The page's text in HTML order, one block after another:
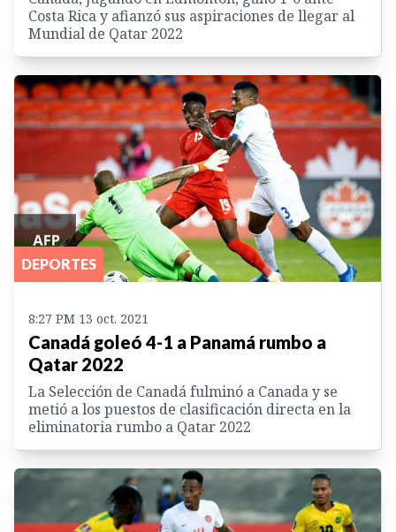
Costa Rica y afianzó sus aspiraciones de llegar al
Mundial de Qatar 2022
DEPORTES
8:27 PM 13 oct. 2021
Canadá goleó 4-1 a Panamá rumbo a
Qatar 2022
La Selección de Canadá fulminó a Canada y se
metió a los puestos de clasificación directa en la
eliminatoria rumbo a Qatar 2022